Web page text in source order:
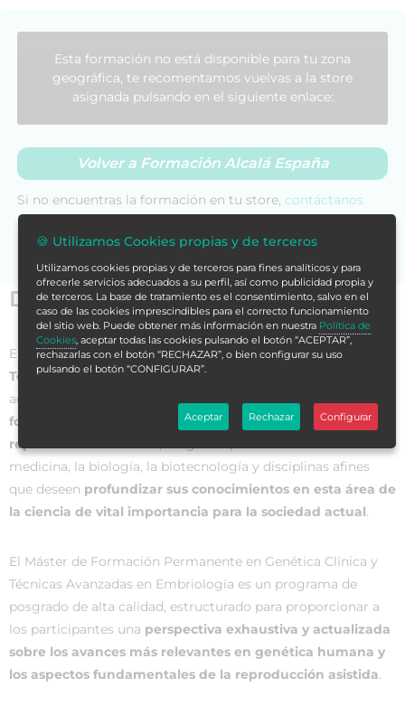
Datos generales
El
Máster de Formación Permanente en Genética Clínica y
Técnicas Avanzadas en Embriología
académico de vanguardia diseñado para
formación integral en los campos de la genética y la
reproducción humana
medicina, la biología, la biotecnología y disciplinas afines
que deseen profundizar sus conocimientos en esta área de
la ciencia de vital importancia para la sociedad actual.
El Máster de Formación Permanente en Genética Clínica y
Técnicas Avanzadas en Embriología es un programa de
posgrado de alta calidad, estructurado para proporcionar a
los participantes una perspectiva exhaustiva y actualizada
sobre los avances más relevantes en genética humana y
los aspectos fundamentales de la reproducción asistida.
Esta formación no está disponible para tu zona
geográfica, te recomentamos vuelvas a la store
asignada pulsando en el siguiente enlace:
Volver a Formación Alcalá España
Si no encuentras la formación en tu store, contáctanos
para asesorarte.
🍪 Utilizamos Cookies propias y de terceros
Utilizamos cookies propias y de terceros para fines analíticos y para
ofrecerle servicios adecuados a su perfil, así como publicidad propia y
de terceros. La base de tratamiento es el consentimiento, salvo en el
caso de las cookies imprescindibles para el correcto funcionamiento
del sitio web. Puede obtener más información en nuestra Política de
Cookies, aceptar todas las cookies pulsando el botón “ACEPTAR”,
rechazarlas con el botón “RECHAZAR”, o bien configurar su uso
pulsando el botón “CONFIGURAR”.
Aceptar Rechazar Configurar